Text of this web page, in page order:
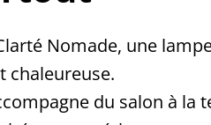
Nomade, une
chaleureuse.
du salon à